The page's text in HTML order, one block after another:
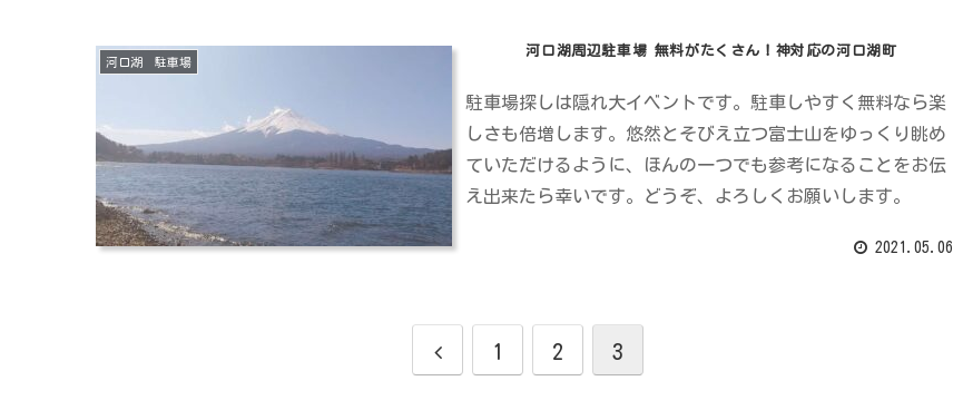
河口湖 駐車場
河口湖周辺駐車場 無料がたくさん！神対応の河口湖町
駐車場探しは隠れ大イベントです。駐車しやすく無料なら楽
しさも倍増します。悠然とそびえ立つ富士山をゆっくり眺め
ていただけるように、ほんの一つでも参考になることをお伝
え出来たら幸いです。どうぞ、よろしくお願いします。
2021.05.06
1 2 3